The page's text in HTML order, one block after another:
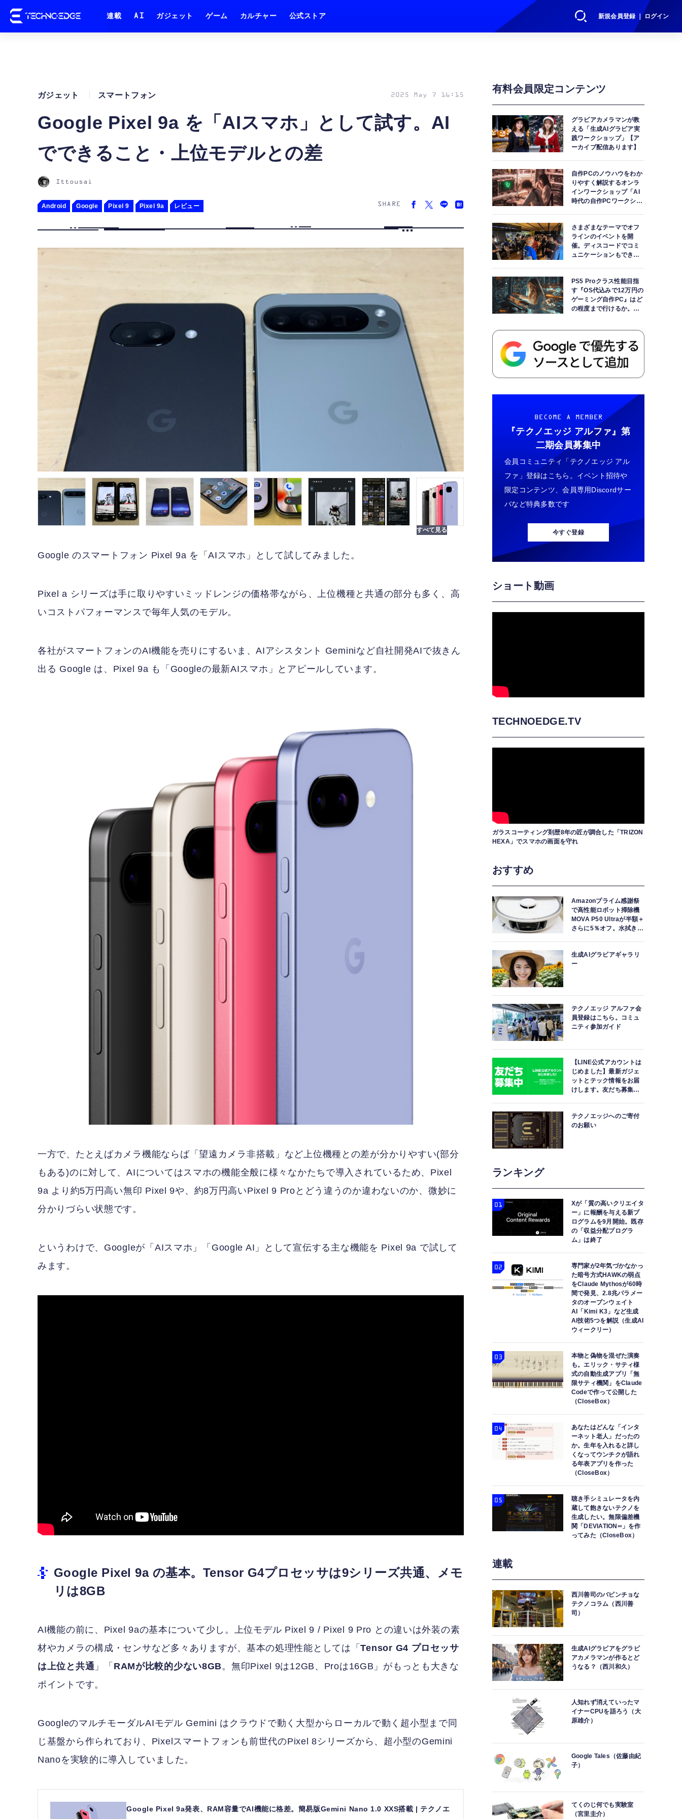
新規会員登録 ｜ ログイン
連載 AI ガジェット ゲーム カルチャー 公式ストア
Google Pixel 9a を「AIスマホ」として試す。AI
でできること・上位モデルとの差
ガジェット スマートフォン 2025 May 7 16:15
Ittousai
Android Google Pixel 9 Pixel 9a レビュー SHARE
Google のスマートフォン Pixel 9a を「AIスマホ」として試してみました。
Pixel a シリーズは手に取りやすいミッドレンジの価格帯ながら、上位機種と共通の部分も多く、高
いコストパフォーマンスで毎年人気のモデル。
各社がスマートフォンのAI機能を売りにするいま、AIアシスタント Geminiなど自社開発AIで抜きん
出る Google は、Pixel 9a も「Googleの最新AIスマホ」とアピールしています。
一方で、たとえばカメラ機能ならば「望遠カメラ非搭載」など上位機種との差が分かりやすい(部分
もある)のに対して、AIについてはスマホの機能全般に様々なかたちで導入されているため、Pixel
9a より約5万円高い無印 Pixel 9や、約8万円高いPixel 9 Proとどう違うのか違わないのか、微妙に
分かりづらい状態です。
というわけで、Googleが「AIスマホ」「Google AI」として宣伝する主な機能を Pixel 9a で試して
みます。
Google Pixel 9a の基本。Tensor G4プロセッサは9シリーズ共通、メモ
リは8GB
AI機能の前に、Pixel 9aの基本について少し。上位モデル Pixel 9 / Pixel 9 Pro との違いは外装の素
材やカメラの構成・センサなど多々ありますが、基本の処理性能としては「Tensor G4 プロセッサ
は上位と共通 」「 RAMが比較的少ない8GB。無印Pixel 9は12GB、Proは16GB」がもっとも大きな
ポイントです。
GoogleのマルチモーダルAIモデル Gemini はクラウドで動く大型からローカルで動く超小型まで同
じ基盤から作られており、Pixelスマートフォンも前世代のPixel 8シリーズから、超小型のGemini
Nanoを実験的に導入していました。
Google Pixel 9a発表、RAM容量でAI機能に格差。簡易版Gemini Nano 1.0 XXS搭載 | テクノエ
有料会員限定コンテンツ
グラビアカメラマンが教
える「生成AIグラビア実
践ワークショップ」【ア
ーカイブ配信あります】
自作PCのノウハウをわか
りやすく解説するオンラ
インワークショップ「AI
時代の自作PCワークショ
さまざまなテーマでオフ
ラインのイベントを開
催。ディスコードでコミ
ュニケーションもできま
PS5 Proクラス性能目指
す『OS代込みで12万円の
ゲーミング自作PC』はど
の程度まで行けるか。
BECOME A MEMBER
『テクノエッジ アルファ』 第
二期会員募集中
会員コミュニティ「テクノエッジ アル
ファ」登録はこちら。イベント招待や
限定コンテンツ、会員専用Discordサー
バなど特典多数です
今すぐ登録
ショート動画
TECHNOEDGE.TV
ガラスコーティング剤歴8年の匠が調合した「TRIZON
HEXA」でスマホの画面を守れ
おすすめ
Amazonプライム感謝祭
で高性能ロボット掃除機
MOVA P50 Ultraが半額＋
さらに5％オフ。水拭きモ
生成AIグラビアギャラリ
ー
テクノエッジ アルファ会
員登録はこちら。コミュ
ニティ参加ガイド
【LINE公式アカウントは
じめました】最新ガジェ
ットとテック情報をお届
けします。友だち募集
テクノエッジへのご寄付
のお願い
ランキング
Xが「質の高いクリエイタ
ー」に報酬を与える新プ
ログラムを9月開始。既存
の「収益分配プログラ
ム」は終了
専門家が2年気づかなかっ
た暗号方式HAWKの弱点
をClaude Mythosが60時
間で発見、2.8兆パラメー
タのオープンウェイト
AI「Kimi K3」など生成
AI技術5つを解説（生成AI
ウィークリー）
本物と偽物を混ぜた演奏
も。エリック・サティ様
式の自動生成アプリ「無
限サティ機関」をClaude
Codeで作って公開した
（CloseBox）
あなたはどんな「インタ
ーネット老人」だったの
か。生年を入れると詳し
くなってウンチクが語れ
る年表アプリを作った
（CloseBox）
聴き手シミュレータを内
蔵して飽きないテクノを
生成したい。無限偏差機
関「DEVIATION∞」を作
ってみた（CloseBox）
連載
西川善司のバビンチョな
テクノコラム（西川善
司）
生成AIグラビアをグラビ
アカメラマンが作るとど
うなる？（西川和久）
人知れず消えていったマ
イナーCPUを語ろう（大
原雄介）
Google Tales（佐藤由紀
子）
てくのじ何でも実験室
（宮里圭介）